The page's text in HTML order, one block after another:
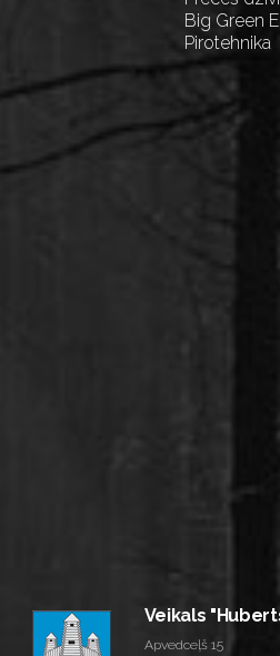
Big Green
Pirotehnika
Veikals
Apvedceļš 15